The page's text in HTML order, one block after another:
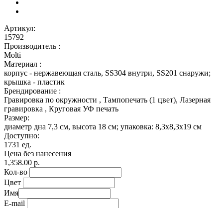
Артикул:
15792
Производитель :
Molti
Материал :
корпус - нержавеющая сталь, SS304 внутри, SS201 снаружи;
крышка - пластик
Брендирование :
Гравировка по окружности , Тампопечать (1 цвет), Лазерная
гравировка , Круговая УФ печать
Размер:
диаметр дна 7,3 см, высота 18 см; упаковка: 8,3x8,3x19 см
Доступно:
1731 ед.
Цена без нанесения
1,358.00 р.
Кол-во
Цвет
Имя
E-mail